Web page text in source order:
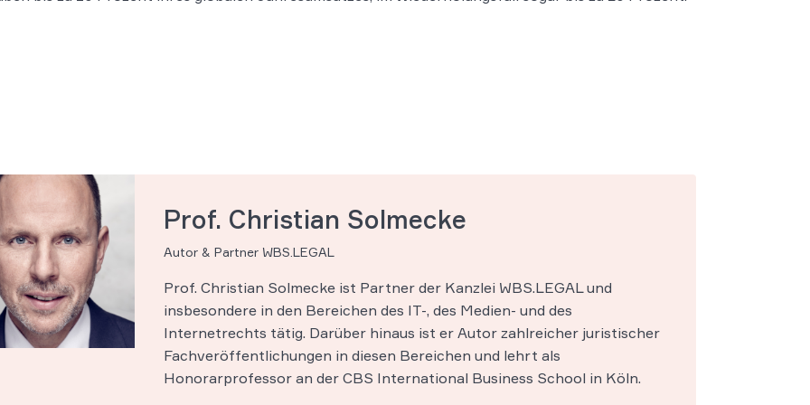
Prof. Christian Solmecke
Autor & Partner WBS.LEGAL
Prof. Christian Solmecke ist Partner der Kanzlei WBS.LEGAL und
insbesondere in den Bereichen des IT-, des Medien- und des
Internetrechts tätig. Darüber hinaus ist er Autor zahlreicher juristischer
Fachveröffentlichungen in diesen Bereichen und lehrt als
Honorarprofessor an der CBS International Business School in Köln.